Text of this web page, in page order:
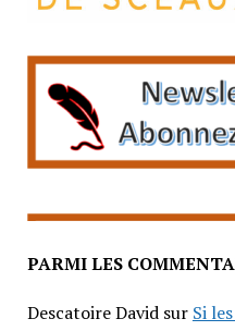
PARMI LES
Descatoire Davidsur Si